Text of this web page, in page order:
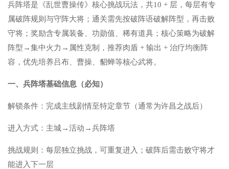
兵阵塔是《乱世曹操传》核心挑战玩法，共10 + 层，每层有专
属破阵规则与守阵大将；通关需先按破阵语破解阵型，再击败
守将；奖励含专属装备、功勋值、稀有道具；核心策略为破解
阵型→集中火力→属性克制，推荐肉盾 + 输出 + 治疗均衡阵
容，优先培养吕布、曹操、貂蝉等核心武将。
一、兵阵塔基础信息（必知）
解锁条件：完成主线剧情至特定章节（通常为许昌之战后）
进入方式：主城→活动→兵阵塔
挑战规则：每层独立挑战，可重复进入；破阵后需击败守将才
能进入下一层